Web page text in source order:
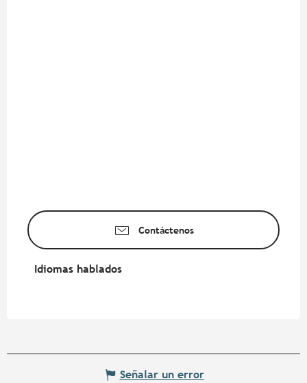
Contáctenos
Idiomas hablados
Idiomas hablados
Señalar un error